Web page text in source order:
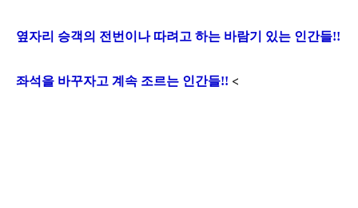
옆자리 승객의 전번이나 따려고 하는 바람기 있는 인간들!!
좌석을 바꾸자고 계속 조르는 인간들!! <